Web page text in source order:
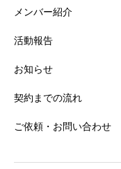
メンバー紹介
活動報告
お知らせ
契約までの流れ
ご依頼・お問い合わせ